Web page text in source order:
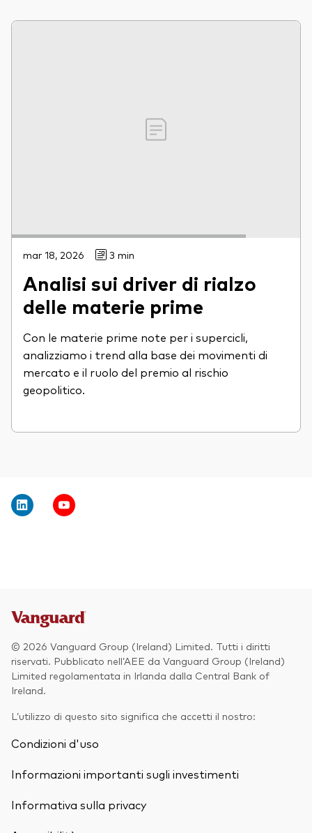
mar 18, 2026 3 min
Analisi sui driver di rialzo
delle materie prime
Con le materie prime note per i supercicli,
analizziamo i trend alla base dei movimenti di
mercato e il ruolo del premio al rischio
geopolitico.
© 2026 Vanguard Group (Ireland) Limited. Tutti i diritti
riservati. Pubblicato nell’AEE da Vanguard Group (Ireland)
Limited regolamentata in Irlanda dalla Central Bank of
Ireland.
L’utilizzo di questo sito significa che accetti il nostro:
Condizioni d'uso
Informazioni importanti sugli investimenti
Informativa sulla privacy